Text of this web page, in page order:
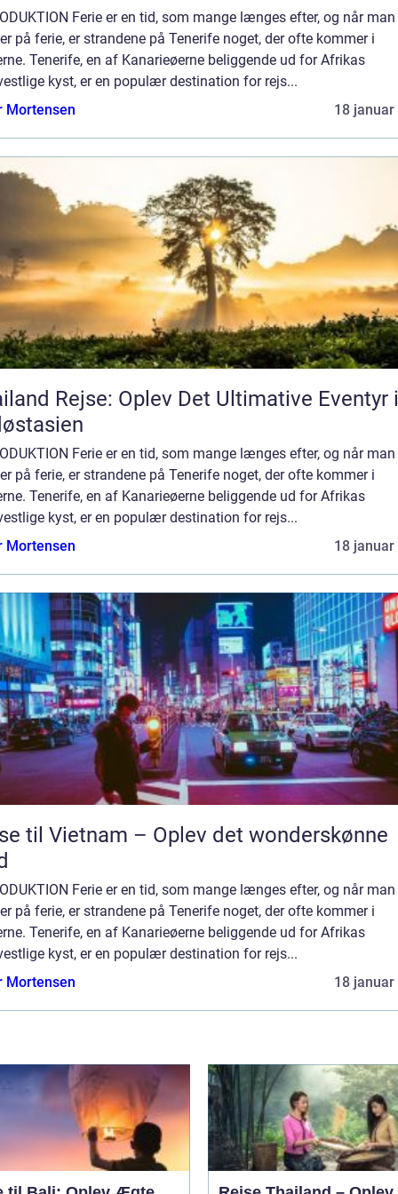
Ferie er en tid, som mange længes efter, og når man
på ferie, er strandene på Tenerife noget, der ofte kommer i
Tenerife, en af Kanarieøerne beliggende ud for Afrikas
kyst, er en populær destination for rejs...
Mortensen
18 januar
Rejse: Oplev Det Ultimative Eventyr i
Ferie er en tid, som mange længes efter, og når man
på ferie, er strandene på Tenerife noget, der ofte kommer i
Tenerife, en af Kanarieøerne beliggende ud for Afrikas
kyst, er en populær destination for rejs...
Mortensen
18 januar
til Vietnam – Oplev det wonderskønne
Ferie er en tid, som mange længes efter, og når man
på ferie, er strandene på Tenerife noget, der ofte kommer i
Tenerife, en af Kanarieøerne beliggende ud for Afrikas
kyst, er en populær destination for rejs...
Mortensen
18 januar